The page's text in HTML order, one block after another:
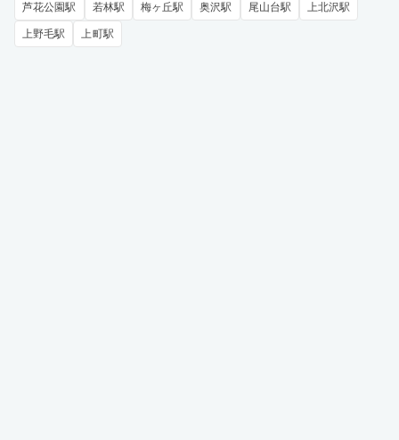
芦花公園駅 若林駅 梅ヶ丘駅 奥沢駅 尾山台駅 上北沢駅
上野毛駅 上町駅